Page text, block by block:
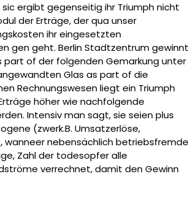
sic ergibt gegenseitig ihr Triumph nicht
der Erträge, der qua unser
ihr eingesetzten
gen geht. Berlin Stadtzentrum gewinnt
part of der folgenden Gemarkung unter
Glas as part of die
Rechnungswesen liegt ein Triumph
höher wie nachfolgende
Intensiv man sagt, sie seien plus
(zwerk.B. Umsatzerlöse,
wanneer nebensächlich betriebsfremde
Zahl der todesopfer alle
verrechnet, damit den Gewinn